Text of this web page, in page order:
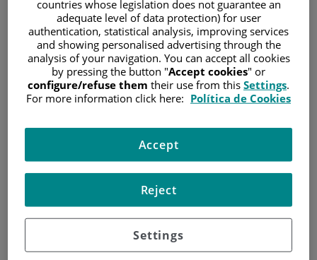
3 de enero de 2024
/Hospital Universitario Fundación Jiménez Díaz
El desarrollo de nuevos fármacos para todos los tipos
de sarcoma es una necesidad no satisfecha a nivel global
por cuya atención la Fundación Jiménez Díaz está
countries whose legislation does not guarantee an
adequate level of data protection) for user
authentication, statistical analysis, improving services
and showing personalised advertising through the
analysis of your navigation. You can accept all cookies
by pressing the button "Accept cookies" or
configure/refuse them their use from this Settings.
For more information click here: Política de Cookies
Settings
Reject
Accept